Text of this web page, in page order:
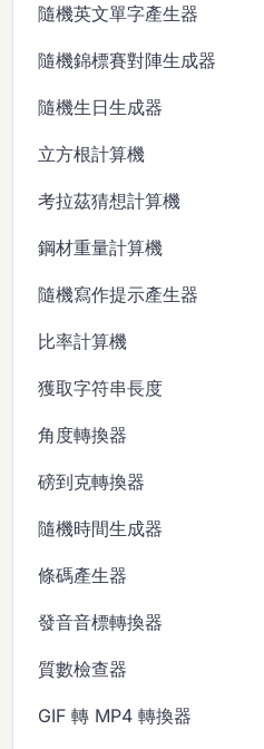
隨機英文單字產生器
隨機錦標賽對陣生成器
隨機生日生成器
立方根計算機
考拉茲猜想計算機
鋼材重量計算機
隨機寫作提示產生器
比率計算機
獲取字符串長度
角度轉換器
磅到克轉換器
隨機時間生成器
條碼產生器
發音音標轉換器
質數檢查器
GIF 轉 MP4 轉換器